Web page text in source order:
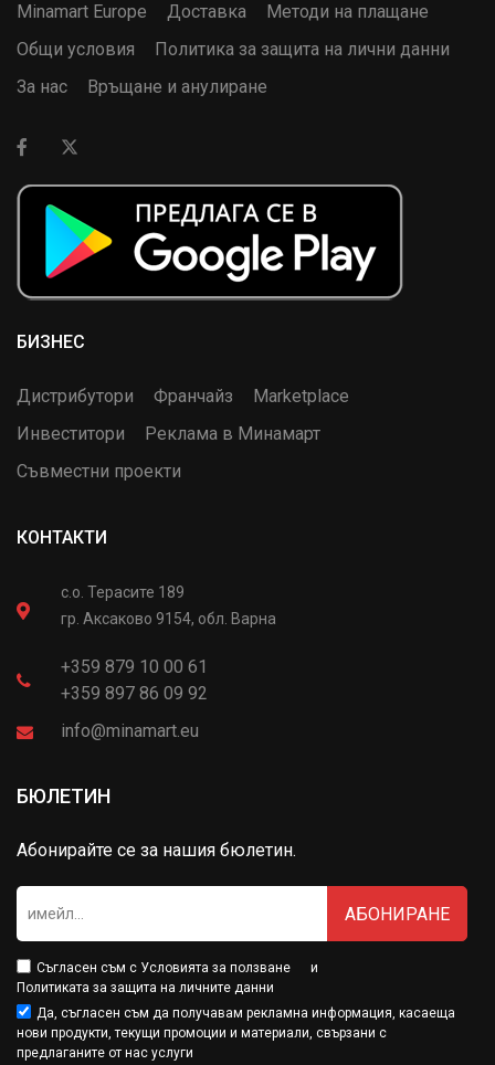
Minamart Europe Доставка
Методи на плащане
Общи условия
Политика за защита на лични данни
За нас
Връщане и анулиране
БИЗНЕС
Дистрибутори Франчайз
Marketplace
Инвеститори
Реклама в Минамарт
Съвместни проекти
КОНТАКТИ
с.о. Терасите 189
гр. Аксаково 9154, обл. Варна
+359 879 10 00 61
+359 897 86 09 92
info@minamart.eu
БЮЛЕТИН
Абонирайте се за нашия бюлетин.
АБОНИРАНЕ
Съгласен съм с Условията за ползване
и
Политиката за защита на личните данни
Да, съгласен съм да получавам рекламна информация, касаеща
нови продукти, текущи промоции и материали, свързани с
предлаганите от нас услуги